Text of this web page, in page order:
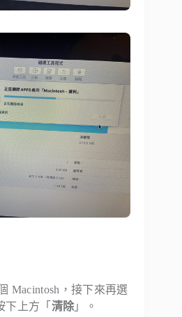
Macintosh，接下來再選
下上方「 清除」。